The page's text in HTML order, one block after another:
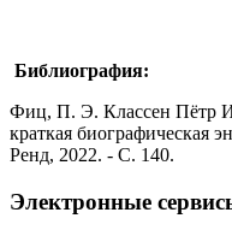
Библиография:
Фиц, П. Э. Классен Пётр
краткая биографическая
Ренд, 2022. - C. 140.
Электронные